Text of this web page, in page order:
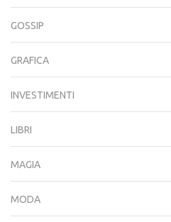
GOSSIP
GRAFICA
INVESTIMENTI
LIBRI
MAGIA
MODA